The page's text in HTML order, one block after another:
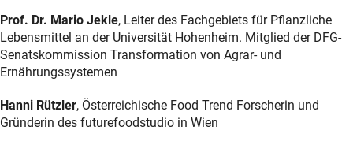
Prof. Dr. Mario Jekle, Leiter des Fachgebiets für Pflanzliche
Lebensmittel an der Universität Hohenheim. Mitglied der DFG-
Senatskommission Transformation von Agrar- und
Ernährungssystemen
Hanni Rützler, Österreichische Food Trend Forscherin und
Gründerin des futurefoodstudio in Wien